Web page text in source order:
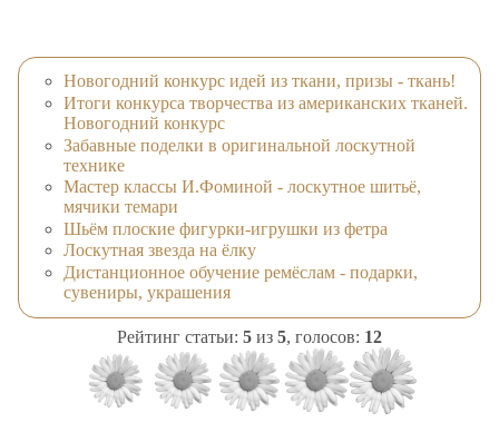
Новогодний конкурс идей из ткани, призы - ткань!
Итоги конкурса творчества из американских тканей.
Новогодний конкурс
Забавные поделки в оригинальной лоскутной
технике
Мастер классы И.Фоминой - лоскутное шитьё,
мячики темари
Шьём плоские фигурки-игрушки из фетра
Лоскутная звезда на ёлку
Дистанционное обучение ремёслам - подарки,
сувениры, украшения
Рейтинг статьи: 5 из 5, голосов: 12